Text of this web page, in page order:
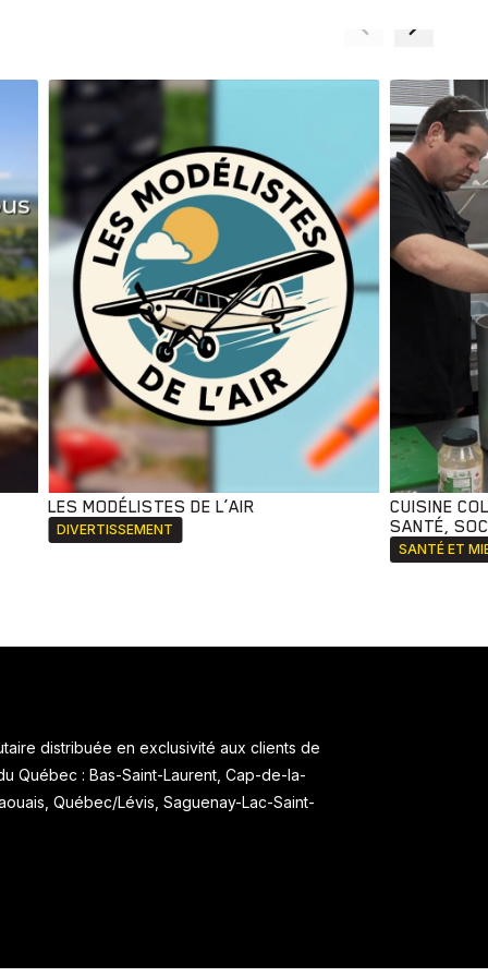
LES MODÉLISTES DE L’AIR
DIVERTISSEMENT
CUISINE
SANTÉ,
SANTÉ ET
distribuée en exclusivité aux clients de
Québec : Bas-Saint-Laurent, Cap-de-la-
Québec/Lévis, Saguenay-Lac-Saint-